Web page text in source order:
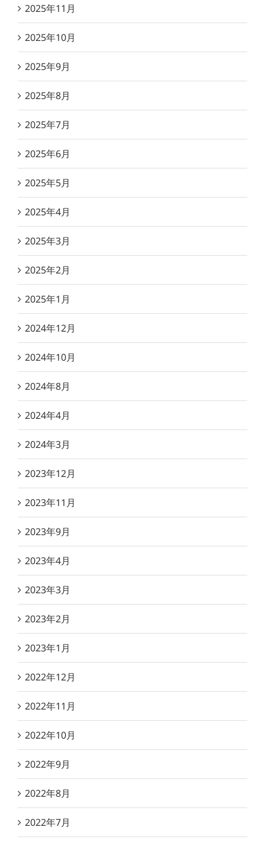
2025年11月
2025年10月
2025年9月
2025年8月
2025年7月
2025年6月
2025年5月
2025年4月
2025年3月
2025年2月
2025年1月
2024年12月
2024年10月
2024年8月
2024年4月
2024年3月
2023年12月
2023年11月
2023年9月
2023年4月
2023年3月
2023年2月
2023年1月
2022年12月
2022年11月
2022年10月
2022年9月
2022年8月
2022年7月